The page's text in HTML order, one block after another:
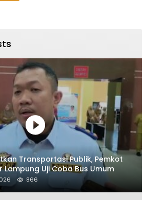
Transportasi Publik, Pemkot
Lampung Uji Coba Bus Umum
866